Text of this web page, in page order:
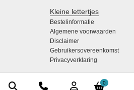
0
Kleine lettertjes
Bestelinformatie
Algemene voorwaarden
Disclaimer
Gebruikersovereenkomst
Privacyverklaring